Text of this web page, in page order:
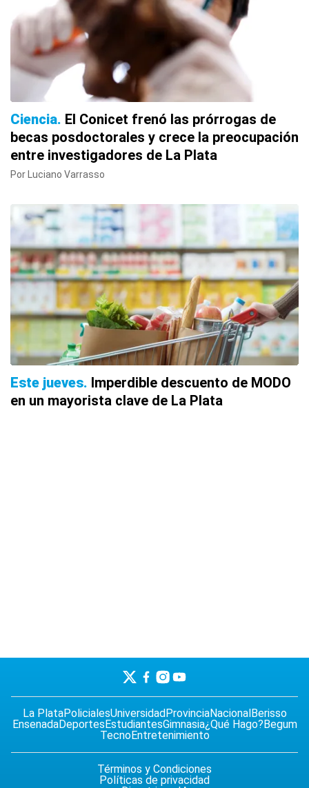
Ciencia El Conicet frenó las prórrogas de
becas posdoctorales y crece la preocupación
entre investigadores de La Plata
Por Luciano Varrasso
Este jueves Imperdible descuento de MODO
en un mayorista clave de La Plata
La PlataPolicialesUniversidadProvinciaNacionalBerisso
EnsenadaDeportesEstudiantesGimnasia¿Qué Hago?Begum
TecnoEntretenimiento
Términos y Condiciones
Políticas de privacidad